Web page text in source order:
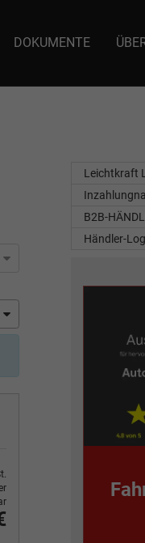
Points to
DOKUMENTE
Leichtkraft
B2B-
Händler-